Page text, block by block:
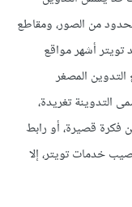
من الصور، ومقاطع
تويتر أشهر مواقع
المصغر
التدوينة تغريدة،
عن فكرة قصيرة، أو رابط
خدمات تويتر، إلا